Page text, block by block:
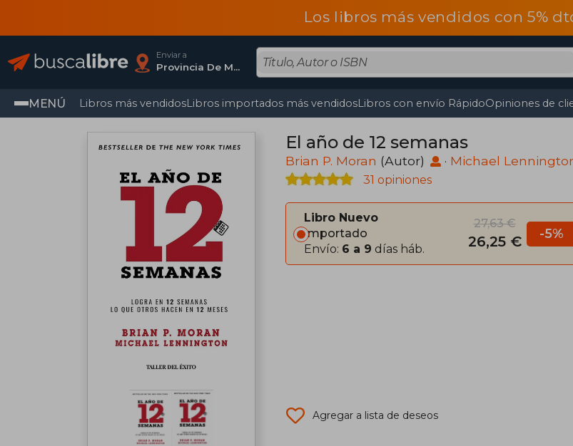
Los libros más vendidos con 5%
Enviar a
Provincia De Madrid
MENÚ Libros más vendidosLibros importados más vendidosLibros con envío RápidoOpiniones de
El año de 12 semanas
Brian P. Moran (Autor) · Michael
31 opiniones
Libro Nuevo
Importado
Envío: 6 a 9 días háb.
27,63 €
26,25 € -5%
Agregar a lista de deseos